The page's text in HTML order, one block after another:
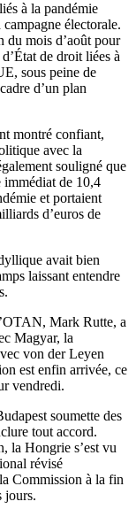
à la pandémie
campagne électorale.
du mois d’août pour
de droit liées à
sous peine de
d’un plan
montré confiant,
avec la
souligné que
immédiat de 10,4
et portaient
d’euros de
avait bien
laissant entendre
Mark Rutte, a
Magyar, la
von der Leyen
est enfin arrivée, ce
vendredi.
soumette des
tout accord.
la Hongrie s’est vu
révisé
Commission à la fin
jours.